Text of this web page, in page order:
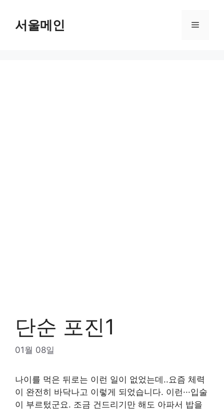
content서울메인 Menu
단순 포진1
01월 08일
나이를 먹은 뒤로는 이런 일이 없었는데..요즘 체력
이 완전히 바닥나고 이렇게 되었습니다. 이런···입술
이 부르텄군요. 조금 건드리기만 해도 아파서 밥을